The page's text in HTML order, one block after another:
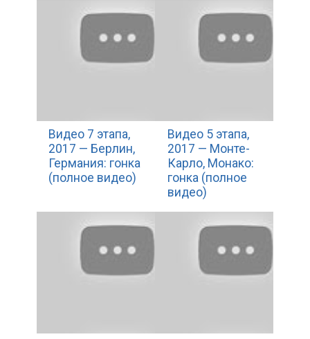
Видео 7 этапа,
2017 — Берлин,
Германия: гонка
(полное видео)
Видео 5 этапа,
2017 — Монте-
Карло, Монако:
гонка (полное
видео)